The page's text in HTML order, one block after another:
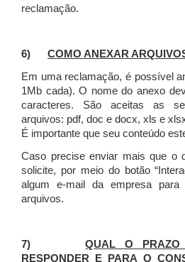
reclamação.
6) COMO ANEXAR
Em uma reclamação, é possível
1Mb cada). O nome do anexo
caracteres. São aceitas as
arquivos: pdf, doc e docx, xls e
É importante que seu conteúdo
Caso precise enviar mais que o
solicite, por meio do botão
algum e-mail da empresa
arquivos.
7)QUAL O PRAZO
RESPONDER E PARA O